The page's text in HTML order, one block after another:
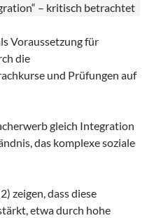
– kritisch betrachtet
Voraussetzung für
die
und Prüfungen auf
gleich Integration
das komplexe soziale
zeigen, dass diese
etwa durch hohe